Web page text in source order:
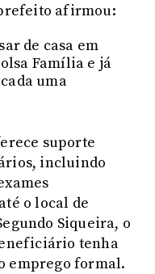
afirmou:
de casa em
Família e já
uma
suporte
incluindo
o local de
Siqueira, o
tenha
emprego formal.